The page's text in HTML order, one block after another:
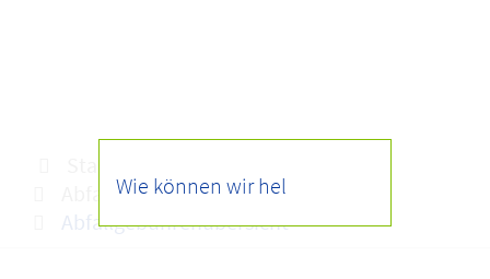
Abfallgebühren
Abfallgebührenübersicht